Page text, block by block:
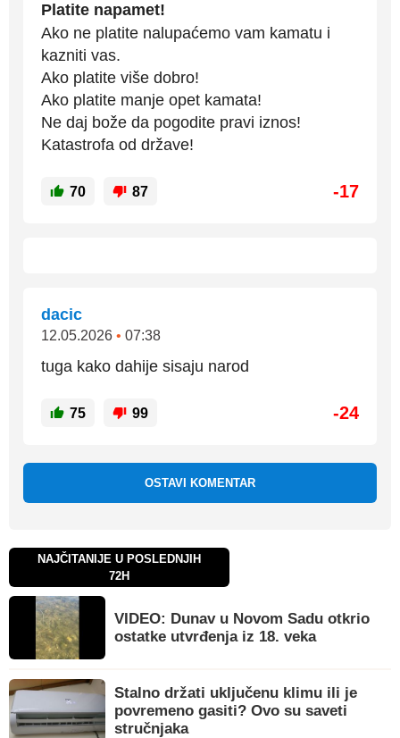
Platite napamet!
Ako ne platite nalupaćemo vam kamatu i
kazniti vas.
Ako platite više dobro!
Ako platite manje opet kamata!
Ne daj bože da pogodite pravi iznos!
Katastrofa od države!
70 87 -17
dacic
12.05.2026 • 07:38
tuga kako dahije sisaju narod
75 99 -24
OSTAVI KOMENTAR
NAJČITANIJE U POSLEDNJIH
72H
VIDEO: Dunav u Novom Sadu otkrio
ostatke utvrđenja iz 18. veka
Stalno držati uključenu klimu ili je
povremeno gasiti? Ovo su saveti
stručnjaka